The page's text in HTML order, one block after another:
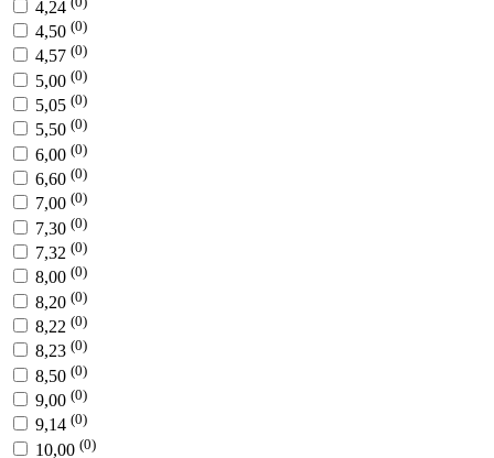
4,24
4,50 (0)
4,57 (0)
5,00 (0)
5,05 (0)
5,50 (0)
6,00 (0)
6,60 (0)
7,00 (0)
7,30 (0)
7,32 (0)
8,00 (0)
8,20 (0)
8,22 (0)
8,23 (0)
8,50 (0)
9,00 (0)
9,14 (0)
10,00 (0)